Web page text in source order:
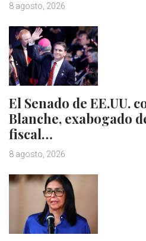
8 agosto, 2026
El Senado de EE.UU.
Blanche, exabogado
fiscal…
8 agosto, 2026